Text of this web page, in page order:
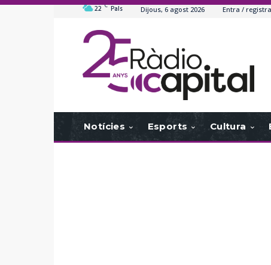
22 C Pals Dijous, 6 agost 2026 Entra /
Notícies Esports Cultura